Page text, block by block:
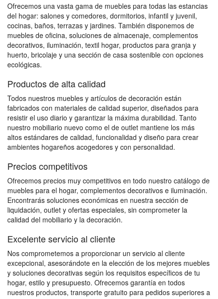
Ofrecemos una vasta gama de muebles para todas las estancias
del hogar: salones y comedores, dormitorios, infantil y juvenil,
cocinas, baños, terrazas y jardines. También disponemos de
muebles de oficina, soluciones de almacenaje, complementos
decorativos, iluminación, textil hogar, productos para granja y
huerto, bricolaje y una sección de casa sostenible con opciones
ecológicas.
Productos de alta calidad
Todos nuestros muebles y artículos de decoración están
fabricados con materiales de calidad superior, diseñados para
resistir el uso diario y garantizar la máxima durabilidad. Tanto
nuestro mobiliario nuevo como el de outlet mantiene los más
altos estándares de calidad, funcionalidad y diseño para crear
ambientes hogareños acogedores y con personalidad.
Precios competitivos
Ofrecemos precios muy competitivos en todo nuestro catálogo de
muebles para el hogar, complementos decorativos e iluminación.
Encontrarás soluciones económicas en nuestra sección de
liquidación, outlet y ofertas especiales, sin comprometer la
calidad del mobiliario y la decoración.
Excelente servicio al cliente
Nos comprometemos a proporcionar un servicio al cliente
excepcional, asesorándote en la elección de los mejores muebles
y soluciones decorativas según los requisitos específicos de tu
hogar, estilo y presupuesto. Ofrecemos garantía en todos
nuestros productos, transporte gratuito para pedidos superiores a